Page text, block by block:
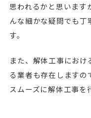
思われるかと思います
んな細かな疑問でも丁
す。
また、解体工事にお
る業者も存在しますの
スムーズに解体工事を